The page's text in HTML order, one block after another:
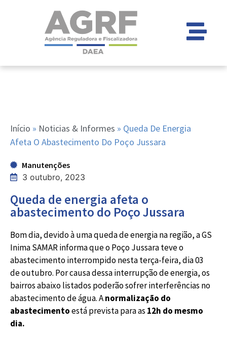
Início » Noticias & Informes » Queda De Energia
Afeta O Abastecimento Do Poço Jussara
Manutenções
3 outubro, 2023
Queda de energia afeta o
abastecimento do Poço Jussara
Bom dia, devido à uma queda de energia na região, a GS
Inima SAMAR informa que o Poço Jussara teve o
abastecimento interrompido nesta terça-feira, dia 03
de outubro. Por causa dessa interrupção de energia, os
bairros abaixo listados poderão sofrer interferências no
abastecimento de água. Anormalização do
abastecimentoestá prevista para as 12h do mesmo
dia.